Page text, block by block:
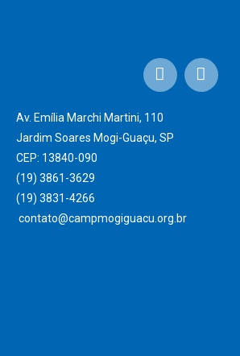
Av. Emília Marchi Martini, 110
Jardim Soares Mogi-Guaçu, SP
CEP: 13840-090
(19) 3861-3629
(19) 3831-4266 ‎
contato@campmogiguacu.org.br